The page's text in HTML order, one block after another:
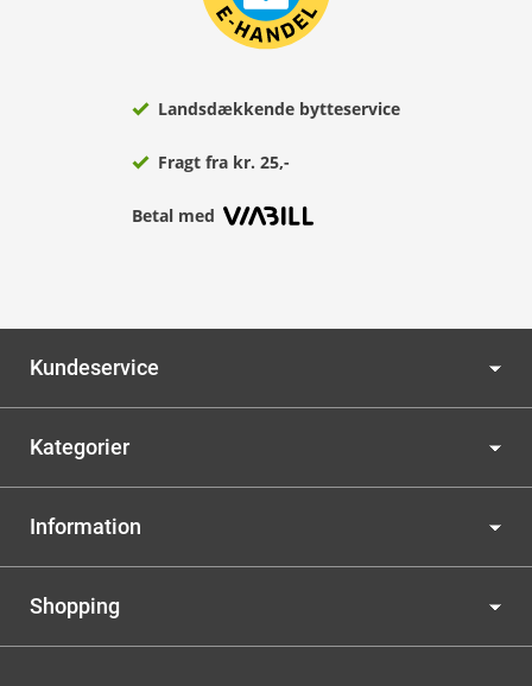
Landsdækkende bytteservice
Fragt fra kr. 25,-
Betal med
Kundeservice
Kategorier
Information
Shopping